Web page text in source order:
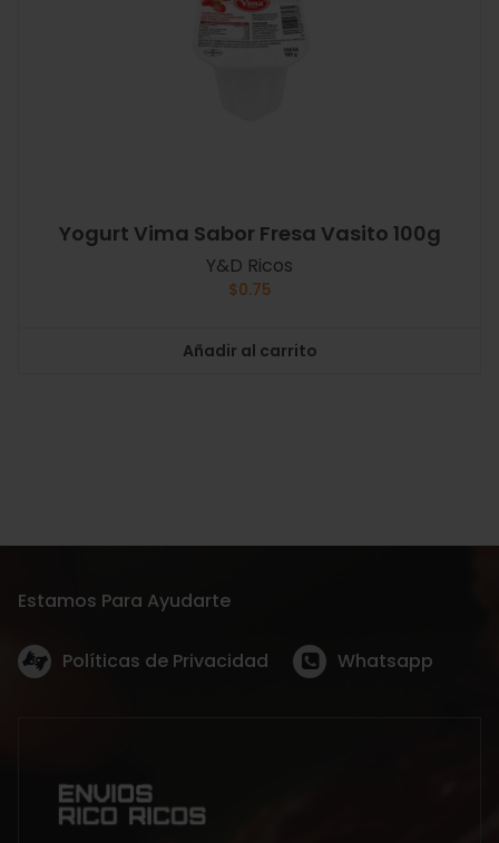
Yogurt Vima Sabor Fresa Vasito 100g
Y&D Ricos
$0.75
Añadir al carrito
Estamos Para Ayudarte
Políticas de Privacidad Whatsapp